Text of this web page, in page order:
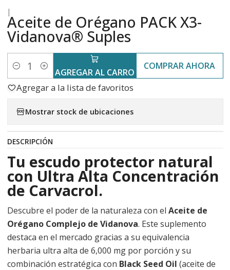
|
Aceite de Orégano PACK X3-
Vidanova® Suples
Cantidad AGREGAR AL CARRO
COMPRAR AHORA
Agregar a la lista de favoritos
Mostrar stock de ubicaciones
DESCRIPCIÓN
Tu escudo protector natural
con Ultra Alta Concentración
de Carvacrol.
Descubre el poder de la naturaleza con el Aceite de
Orégano Complejo de Vidanova. Este suplemento
destaca en el mercado gracias a su equivalencia
herbaria ultra alta de 6,000 mg por porción y su
combinación estratégica con Black Seed Oil (aceite de